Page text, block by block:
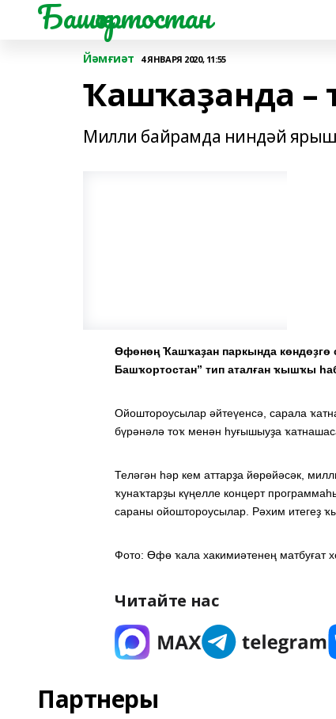
Башҡортостан
Йәмғиәт 4 ЯНВАРЯ 2020, 11:55
Ҡашҡаҙанда
Милли байрамда ниндәй ярыш
Өфөнөң Ҡашҡаҙан паркында көндөҙгө
Башҡортостан” тип аталған ҡышҡы
Ойоштороусылар әйтеүенсә, сарала
бүрәнәлә тоҡ менән һуғышыуҙа
Теләгән һәр кем аттарҙа йөрөйәсәк,
ҡунаҡтарҙы күңелле концерт
сараны ойоштороусылар. Рәхим итегеҙ
Фото: Өфө ҡала хакимиәтенең матбуғат
Читайте нас
Партнеры